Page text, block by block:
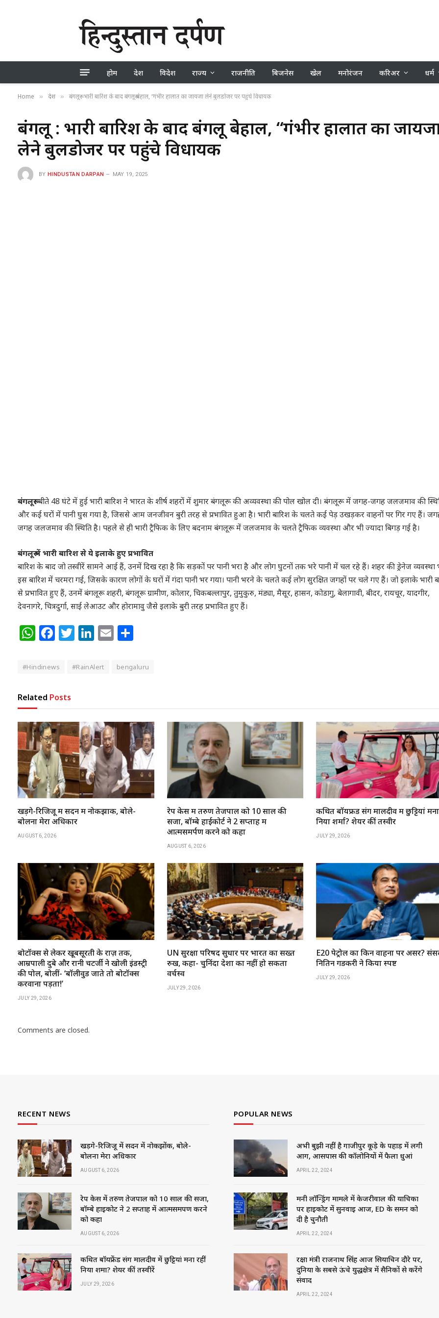
होम देश विदेश राज्य राजनीति बिजनेस खेल मनोरंजन करिअर धर्म
Home » देश » बंगलूरू : भारी बारिश के बाद बंगलूरू बेहाल, “गंभीर हालात का जायजा लेने बुलडोजर पर पहुंचे विधायक
बंगलूरू : भारी बारिश के बाद बंगलूरू बेहाल, “गंभीर हालात का
लेने बुलडोजर पर पहुंचे विधायक
BY HINDUSTAN DARPAN MAY 19, 2025
बंगलूरू।बीते 48 घंटे में हुई भारी बारिश ने भारत के शीर्ष शहरों में शुमार बंगलूरू की अव्यवस्था की पोल खोल दी। बंगलूरू में जगह-जगह जलजमाव की
और कई घरों में पानी घुस गया है, जिससे आम जनजीवन बुरी तरह से प्रभावित हुआ है। भारी बारिश के चलते कई पेड़ उखड़कर वाहनों पर गिर गए हैं।
जगह जलजमाव की स्थिति है। पहले से ही भारी ट्रैफिक के लिए बदनाम बंगलूरू में जलजमाव के चलते ट्रैफिक व्यवस्था और भी ज्यादा बिगड़ गई है।
बंगलूरू में भारी बारिश से ये इलाके हुए प्रभावित
बारिश के बाद जो तस्वीरें सामने आई हैं, उनमें दिख रहा है कि सड़कों पर पानी भरा है और लोग घुटनों तक भरे पानी में चल रहे हैं। शहर की ड्रेनेज व्यवस्था
इस बारिश में चरमरा गई, जिसके कारण लोगों के घरों में गंदा पानी भर गया। पानी भरने के चलते कई लोग सुरक्षित जगहों पर चले गए हैं। जो इलाके भारी
से प्रभावित हुए हैं, उनमें बंगलूरू शहरी, बंगलूरू ग्रामीण, कोलार, चिकबल्लापुर, तुमुकुरु, मंड्या, मैसूर, हासन, कोडागु, बेलागावी, बीदर, रायचूर, यादगीर,
देवनागरे, चित्रदुर्गा, साई लेआउट और होरामावु जैसे इलाके बुरी तरह प्रभावित हुए हैं।
WhatsApp
Facebook
Twitter
LinkedIn
Email
#Hindinews #RainAlert bengaluru
Related Posts
खड़गे-रिजिजू में सदन में नोकझोंक, बोले-
बोलना मेरा अधिकार
AUGUST 6, 2026
रेप केस में तरुण तेजपाल को 10 साल की
सजा, बॉम्बे हाईकोर्ट ने 2 सप्ताह में
आत्मसमर्पण करने को कहा
AUGUST 6, 2026
कथित बॉयफ्रेंड संग मालदीव में छुट्टियां
निया शर्मा? शेयर कीं तस्वीरें
JULY 29, 2026
बोटॉक्स से लेकर खूबसूरती के राज़ तक,
आम्रपाली दुबे और रानी चटर्जी ने खोली इंडस्ट्री
की पोल, बोलीं- ‘बॉलीवुड जाते तो बोटॉक्स
करवाना पड़ता!’
JULY 29, 2026
UN सुरक्षा परिषद सुधार पर भारत का सख्त
रुख, कहा- चुनिंदा देशों का नहीं हो सकता
वर्चस्व
JULY 29, 2026
E20 पेट्रोल का किन वाहनों पर असर?
नितिन गडकरी ने किया स्पष्ट
JULY 29, 2026
Comments are closed.
RECENT NEWS
खड़गे-रिजिजू में सदन में नोकझोंक, बोले-
बोलना मेरा अधिकार
AUGUST 6, 2026
रेप केस में तरुण तेजपाल को 10 साल की सजा,
बॉम्बे हाईकोर्ट ने 2 सप्ताह में आत्मसमर्पण करने
को कहा
AUGUST 6, 2026
कथित बॉयफ्रेंड संग मालदीव में छुट्टियां मना रहीं
निया शर्मा? शेयर कीं तस्वीरें
JULY 29, 2026
POPULAR NEWS
अभी बुझी नहीं है गाजीपुर कूड़े के पहाड़ में लगी
आग, आसपास की कॉलोनियों में फैला धुआं
APRIL 22, 2024
मनी लॉन्ड्रिंग मामले में केजरीवाल की याचिका
पर हाईकोर्ट में सुनवाई आज, ED के समन को
दी है चुनौती
APRIL 22, 2024
रक्षा मंत्री राजनाथ सिंह आज सियाचिन दौरे पर,
दुनिया के सबसे ऊंचे युद्धक्षेत्र में सैनिकों से करेंगे
संवाद
APRIL 22, 2024